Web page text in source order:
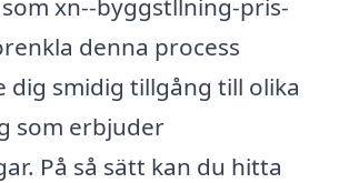
xn--byggstllning-pris-
denna process
dig smidig tillgång till olika
som erbjuder
På så sätt kan du hitta